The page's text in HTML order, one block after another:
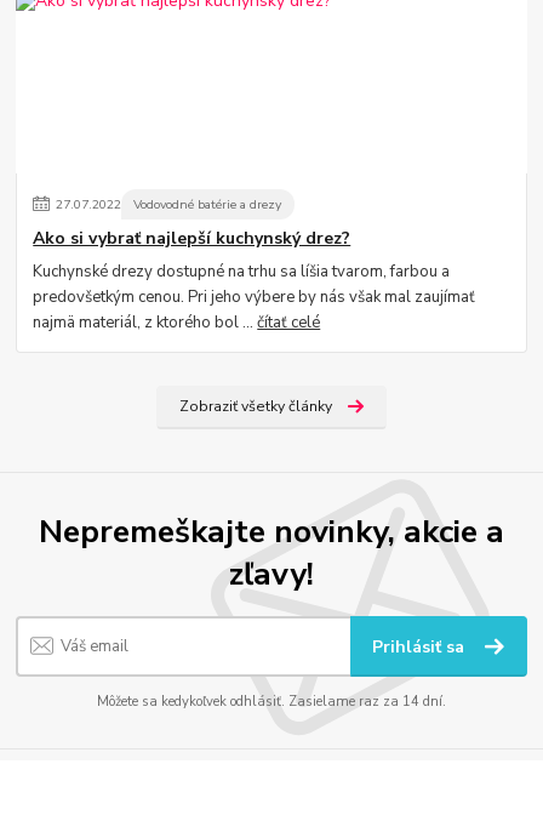
27.07.2022 Vodovodné batérie a drezy
Ako si vybrať najlepší kuchynský drez?
Kuchynské drezy dostupné na trhu sa líšia tvarom, farbou a
predovšetkým cenou. Pri jeho výbere by nás však mal zaujímať
najmä materiál, z ktorého bol ...čítať celé
Zobraziť všetky články
Nepremeškajte novinky, akcie a
zľavy!
Prihlásiť sa
Môžete sa kedykoľvek odhlásiť. Zasielame raz za 14 dní.